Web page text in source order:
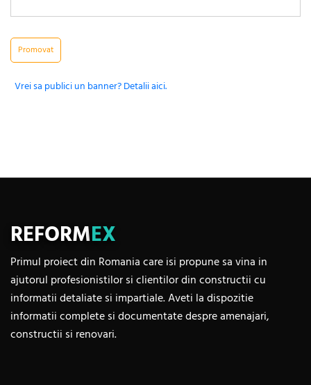
Promovat
Vrei sa publici un banner? Detalii aici.
REFORMEX
Primul proiect din Romania care isi propune sa vina in
ajutorul profesionistilor si clientilor din constructii cu
informatii detaliate si impartiale. Aveti la dispozitie
informatii complete si documentate despre amenajari,
constructii si renovari.